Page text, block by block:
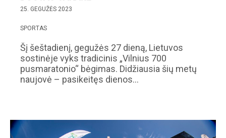
25. GEGUŽĖS 2023
SPORTAS
Šį šeštadienį, gegužės 27 dieną, Lietuvos
sostinėje vyks tradicinis „Vilnius 700
pusmaratonio“ bėgimas. Didžiausia šių metų
naujovė – pasikeitęs dienos…